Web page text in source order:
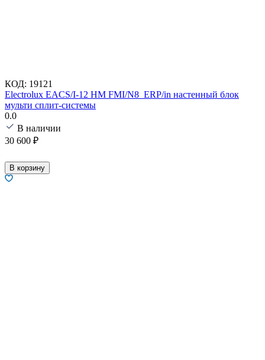
КОД: 19121
Electrolux EACS/I-12 HM FMI/N8_ERP/in настенный блок
мульти сплит-системы
0.0
В наличии
30 600 ₽
В корзину